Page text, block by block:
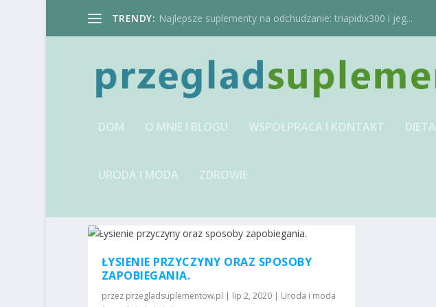
TRENDY: Najlepsze suplementy na odchudzanie: triapidix300 i jeg...
DOM O MNIE I BLOGU WSPÓŁPRACA I KONTAKT DIETA
URODA I MODA ZDROWIE
ŁYSIENIE PRZYCZYNY ORAZ SPOSOBY
ZAPOBIEGANIA.
przez przegladsuplementow.pl | lip 2, 2020| Uroda i moda